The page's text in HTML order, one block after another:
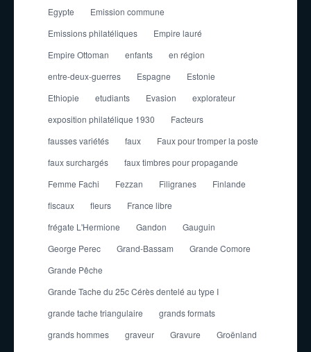
Egypte
Emission commune
Emissions philatéliques
Empire lauré
Empire Ottoman
enfants
en région
entre-deux-guerres
Espagne
Estonie
Ethiopie
etudiants Evasion
explorateur
exposition philatélique 1930
Facteurs
fausses variétés
faux
Faux pour tromper la poste
faux surchargés
faux timbres pour propagande
Femme Fachi
Fezzan Filigranes
Finlande
fiscaux
fleurs
France libre
frégate L'Hermione
Gandon
Gauguin
George Perec
Grand-Bassam
Grande Comore
Grande Pêche
Grande Tache du 25c Cérès dentelé au type I
grande tache triangulaire
grands formats
grands hommes
graveur Gravure
Groënland